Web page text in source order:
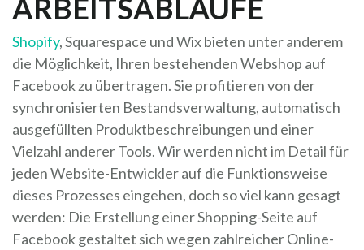
ARBEITSABLÄUFE
Shopify, Squarespace und Wix bieten unter anderem
die Möglichkeit, Ihren bestehenden Webshop auf
Facebook zu übertragen. Sie profitieren von der
synchronisierten Bestandsverwaltung, automatisch
ausgefüllten Produktbeschreibungen und einer
Vielzahl anderer Tools. Wir werden nicht im Detail für
jeden Website-Entwickler auf die Funktionsweise
dieses Prozesses eingehen, doch so viel kann gesagt
werden: Die Erstellung einer Shopping-Seite auf
Facebook gestaltet sich wegen zahlreicher Online-